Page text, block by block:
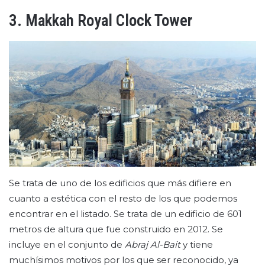
3. Makkah Royal Clock Tower
Se trata de uno de los edificios que más difiere en
cuanto a estética con el resto de los que podemos
encontrar en el listado. Se trata de un edificio de 601
metros de altura que fue construido en 2012. Se
incluye en el conjunto de Abraj Al-Baity tiene
muchísimos motivos por los que ser reconocido, ya